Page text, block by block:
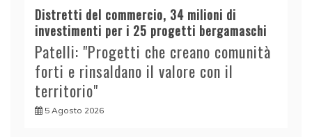
Distretti del commercio, 34 milioni di
investimenti per i 25 progetti bergamaschi
Patelli: "Progetti che creano comunità
forti e rinsaldano il valore con il
territorio"
5 Agosto 2026